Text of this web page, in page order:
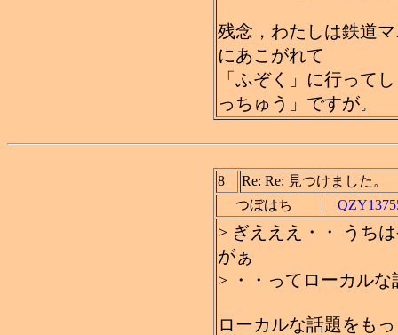
残念，わたしは鉄道
にあこがれて
「ふぞく」に行って
っちゅう」ですが。
8
Re: Re: 見つけました。
つぼはち |
> ぎえええ・・ うち
がぁ
> ・・ってローカル
ローカルな話題をも